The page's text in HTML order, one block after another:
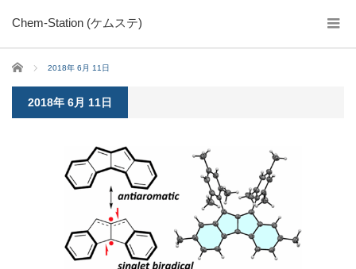
Chem-Station (ケムステ)
ホーム 2018年 6月 11日
2018年 6月 11日